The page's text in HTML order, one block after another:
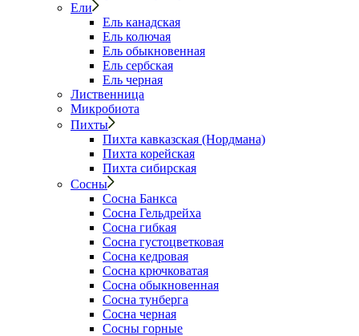
Ели
Ель канадская
Ель колючая
Ель обыкновенная
Ель сербская
Ель черная
Лиственница
Микробиота
Пихты
Пихта кавказская (Нордмана)
Пихта корейская
Пихта сибирская
Сосны
Сосна Банкса
Сосна Гельдрейха
Сосна гибкая
Сосна густоцветковая
Сосна кедровая
Сосна крючковатая
Сосна обыкновенная
Сосна тунберга
Сосна черная
Сосны горные